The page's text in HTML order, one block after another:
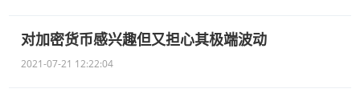
对加密货币感兴趣但又担心其极端波动
2021-07-21 12:22:04